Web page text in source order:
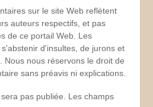
sur le site Web reflètent
auteurs respectifs, et pas
de ce portail Web. Les
d'insultes, de jurons et
Nous nous réservons le droit de
sans préavis ni explications.
pas publiée. Les champs